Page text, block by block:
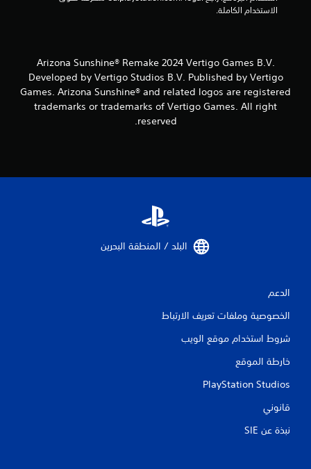
الاستخدام الكاملة.
Arizona Sunshine® Remake 2024 Vertigo Games B.V.
Developed by Vertigo Studios B.V. Published by Vertigo
Games. Arizona Sunshine® and related logos are registered
trademarks or trademarks of Vertigo Games. All right
reserved.
البلد / المنطقة البحرين‏
الدعم
الخصوصية وملفات تعريف الارتباط
شروط استخدام موقع الويب
خارطة الموقع
PlayStation Studios
قانوني
نبذة عن SIE‏